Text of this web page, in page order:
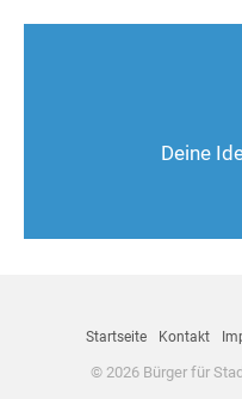
Deine
Deine
Startseite Kontakt
© 2026 Bürger für